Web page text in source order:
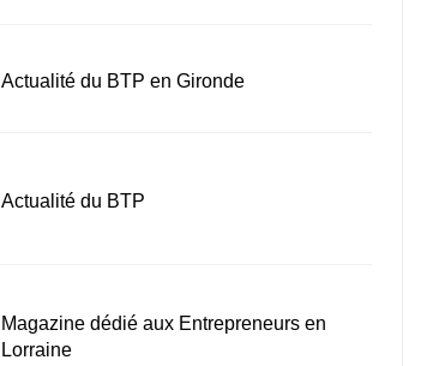
Actualité du BTP en Gironde
Actualité du BTP
Magazine dédié aux Entrepreneurs en
Lorraine